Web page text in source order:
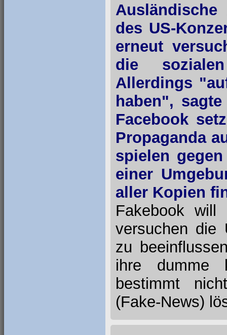
des US-
erneut
die
Allerdings
haben",
Facebook
Propaganda
spielen
einer
aller Kopien
Fakebook will
versuchen die
zu
ihre dumme
bestimmt
(Fake-News)